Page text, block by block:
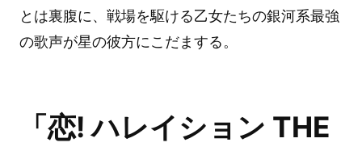
とは裏腹に、戦場を駆ける乙女たちの銀河系最強
の歌声が星の彼方にこだまする。
「恋! ハレイション THE